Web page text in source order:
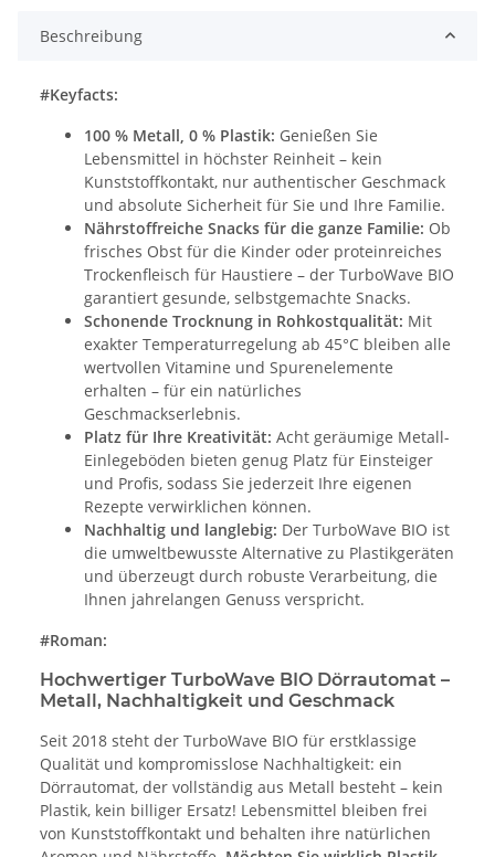
Beschreibung
#Keyfacts:
100 % Metall, 0 % Plastik: Genießen Sie
Lebensmittel in höchster Reinheit – kein
Kunststoffkontakt, nur authentischer Geschmack
und absolute Sicherheit für Sie und Ihre Familie.
Nährstoffreiche Snacks für die ganze Familie: Ob
frisches Obst für die Kinder oder proteinreiches
Trockenfleisch für Haustiere – der TurboWave BIO
garantiert gesunde, selbstgemachte Snacks.
Schonende Trocknung in Rohkostqualität: Mit
exakter Temperaturregelung ab 45°C bleiben alle
wertvollen Vitamine und Spurenelemente
erhalten – für ein natürliches
Geschmackserlebnis.
Platz für Ihre Kreativität: Acht geräumige Metall-
Einlegeböden bieten genug Platz für Einsteiger
und Profis, sodass Sie jederzeit Ihre eigenen
Rezepte verwirklichen können.
Nachhaltig und langlebig: Der TurboWave BIO ist
die umweltbewusste Alternative zu Plastikgeräten
und überzeugt durch robuste Verarbeitung, die
Ihnen jahrelangen Genuss verspricht.
#Roman:
Hochwertiger TurboWave BIO Dörrautomat –
Metall, Nachhaltigkeit und Geschmack
Seit 2018 steht der TurboWave BIO für erstklassige
Qualität und kompromisslose Nachhaltigkeit: ein
Dörrautomat, der vollständig aus Metall besteht – kein
Plastik, kein billiger Ersatz! Lebensmittel bleiben frei
von Kunststoffkontakt und behalten ihre natürlichen